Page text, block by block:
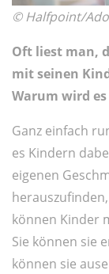
© Halfpoint/
Oft liest man,
mit seinen
Warum wird
Ganz einfach
es Kindern
eigenen
können Kinder
Sie können sie
können sie